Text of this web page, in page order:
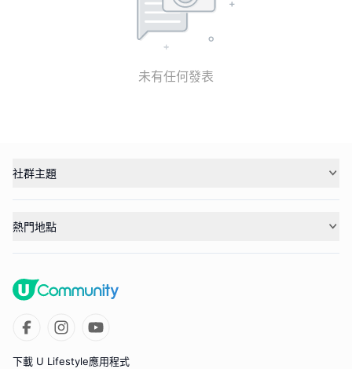
未有任何發表
社群主題
熱門地點
下載 U Lifestyle應用程式